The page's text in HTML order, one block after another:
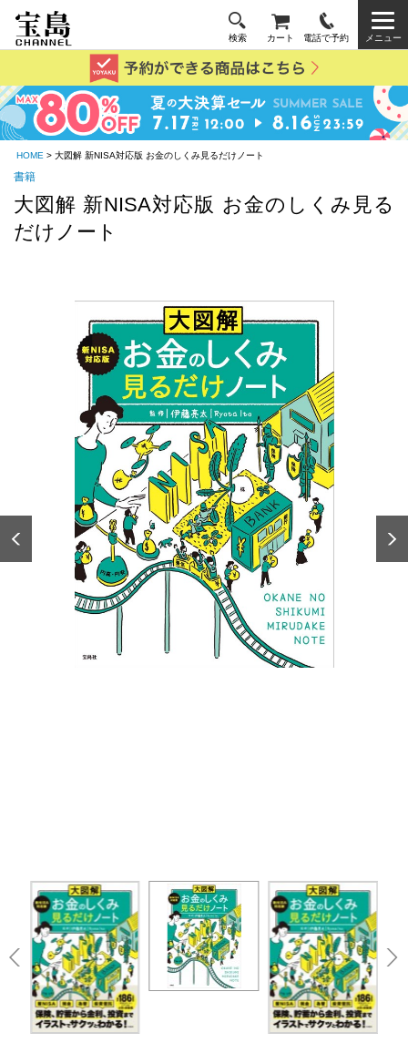
検索 カート 電話で予約 メニュー
HOME > 大図解 新NISA対応版 お金のしくみ見るだけノート
書籍
大図解 新NISA対応版 お金のしくみ見る
だけノート